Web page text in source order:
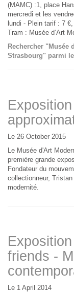
(MAMC) :1, place
mercredi et les
lundi - Plein tarif : 7
Tram : Musée d’Art
Rechercher "Musée
Strasbourg" parmi
Le 26 October 2015
Le Musée d'Art
première grande
Fondateur du
collectionneur,
modernité.
friends -
Le 1 April 2014